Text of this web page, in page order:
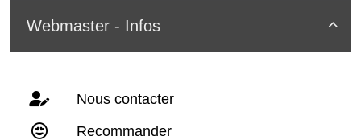

Webmaster - Infos
Nous contacter
Recommander